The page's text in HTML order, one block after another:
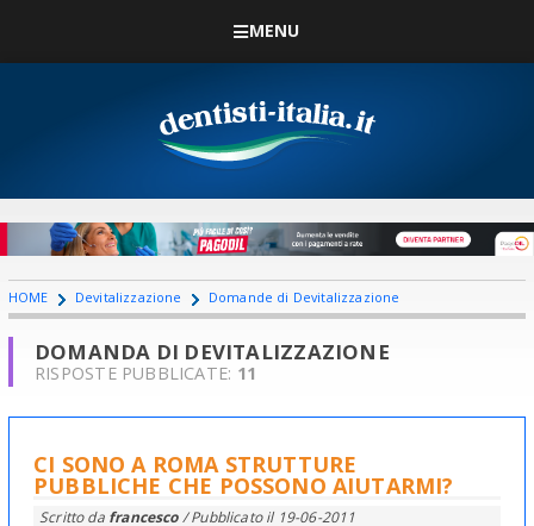
MENU
HOME Devitalizzazione Domande di Devitalizzazione
DOMANDA DI DEVITALIZZAZIONE
RISPOSTE PUBBLICATE: 11
CI SONO A ROMA STRUTTURE
PUBBLICHE CHE POSSONO AIUTARMI?
Scritto da francesco/ Pubblicato il 19-06-2011